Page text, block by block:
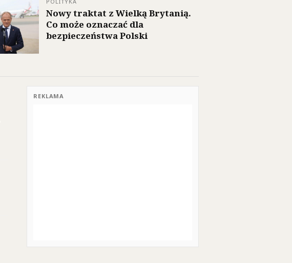
Nowy traktat z Wielką Brytanią.
Co może oznaczać dla
bezpieczeństwa Polski
REKLAMA